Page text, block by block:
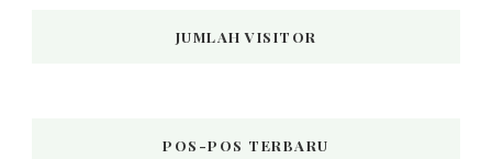
JUMLAH VISITOR
POS-POS TERBARU